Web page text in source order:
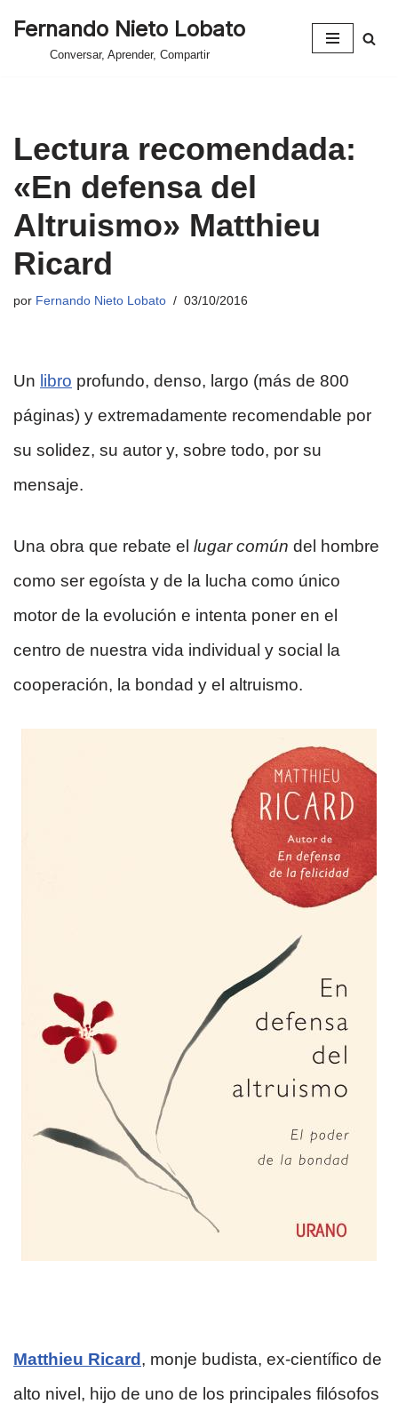
Fernando Nieto Lobato
Conversar, Aprender, Compartir
Lectura recomendada:
«En defensa del
Altruismo» Matthieu
Ricard
por Fernando Nieto Lobato 03/10/2016
Un libro profundo, denso, largo (más de 800
páginas) y extremadamente recomendable por
su solidez, su autor y, sobre todo, por su
mensaje.
Una obra que rebate el lugar común del hombre
como ser egoísta y de la lucha como único
motor de la evolución e intenta poner en el
centro de nuestra vida individual y social la
cooperación, la bondad y el altruismo.
Matthieu Ricard , monje budista, ex-científico de
alto nivel, hijo de uno de los principales filósofos